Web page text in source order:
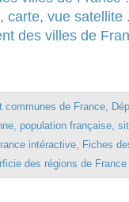
carte, vue satellite
des villes de
communes de France,
population française,
intéractive, Fiches
des régions de France